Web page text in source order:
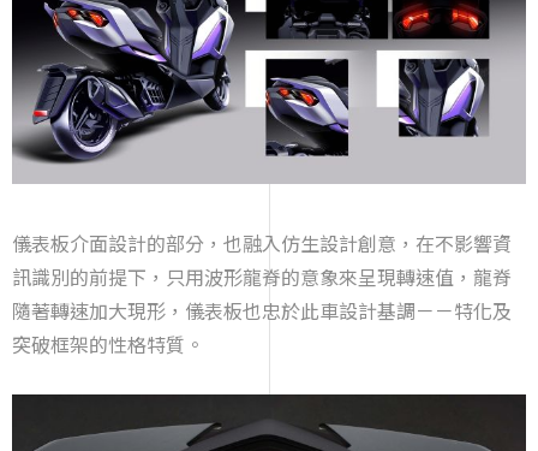
儀表板介面設計的部分，也融入仿生設計創意，在不影響資
訊識別的前提下，只用波形龍脊的意象來呈現轉速值，龍脊
隨著轉速加大現形，儀表板也忠於此車設計基調－－特化及
突破框架的性格特質。